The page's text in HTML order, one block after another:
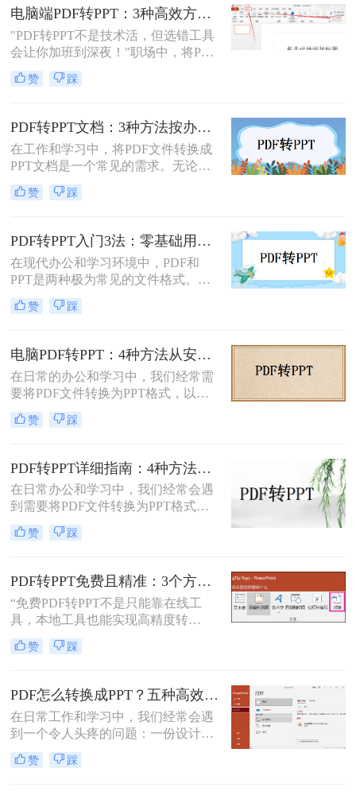
要将PDF文件转换为PPT格式，以便
进行编辑、修改或演示。那么pdf怎么
转换成ppt呢？本文将详细介绍几种将
PDF转换为PPT的方法，帮助您轻松
实现文件格式的转换。
电脑端PDF转PPT：3种高效方法的操作步骤和格式保留设置！
"PDF转PPT不是技术活，但选错工具
会让你加班到深夜！"职场中，将PDF
报告一键转化为PPT演示文稿是高频
刚需。然而，90%的办公族曾陷入“转
工”的泥潭——这不是能力问题，而
是工具选择的致命陷阱。那么怎么在
电脑上把pdf转换成ppt呢？作为深耕
电脑办公软件测评8年的博主，我亲
测30+工具，今天聚焦精准高效的转
换方案，帮你避开99%的坑。拒绝低
赞 踩
PDF转PPT文档：3种方法按办公场景（汇报/教学/合同）选择！
在工作和学习中，将PDF文件转换成
PPT文档是一个常见的需求。无论是
为了制作演示文稿、提取内容还是重
新排版，掌握几种有效的转换方法都
ppt文档呢？本文将介绍三种常用的
PDF转PPT的方法，帮助您轻松完成
PDF到PPT的转换。
赞 踩
PDF转PPT入门3法：零基础用户的操作要点和注意事项！
在现代办公和学习环境中，PDF和
PPT是两种极为常见的文件格式。
PDF因其固定格式的特点而受到广泛
欢迎，尤其适合用于合同、学术论文
而，当这些静态内容需要被进一步编
辑或在公共场合展示时，将其转换为
PPT格式成为了一种常见的需求。那
么PDF如何转为PPT呢？本文将详细
介绍三种将PDF转换为PPT的方法，
帮助您根据自己的实际需求选择最合
赞 踩
电脑PDF转PPT：4种方法从安装到输出的完整对比！
在日常的办公和学习中，我们经常需
要将PDF文件转换为PPT格式，以便
更好地进行演示和编辑。那么电脑如
何PDF转PPT呢？以下介绍四种常见
赞 踩
PDF转PPT详细指南：4种方法的参数配置和输出效果调优！
在日常办公和学习中，我们经常会遇
到需要将PDF文件转换为PPT格式的
情况。无论是为了便于演示还是进一
步编辑，掌握有效的转换方法都是必
本文将详细介绍几种常用的方法。
赞 踩
PDF转PPT免费且精准：3个方法的转换精度和避坑指南！
“免费PDF转PPT不是只能靠在线工
具，本地工具也能实现高精度转
换”在职场办公与自媒体创作中，将
PDF格式的报告、课件、素材转为可
需求。但多数人在寻找免费转换方法
时，要么遭遇操作繁琐的困境，要么
面临转换后格式错乱、信息丢失的问
题，甚至担心文件隐私泄露
赞 踩
PDF怎么转换成PPT？五种高效方法，适用不同场景全解析！
在日常工作和学习中，我们经常会遇
到一个令人头疼的问题：一份设计精
美、内容详实的PDF文档，需要被转
换为可编辑、可演示的
赞 踩